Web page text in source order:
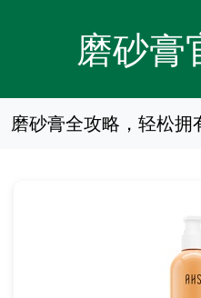
磨砂膏
磨砂膏全攻略，轻松拥